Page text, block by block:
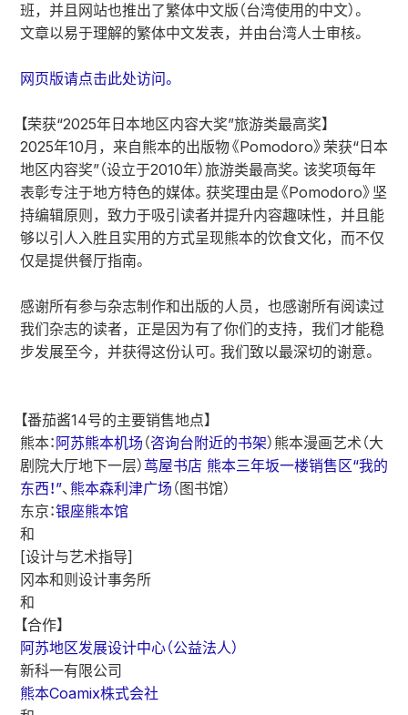
班，并且网站也推出了繁体中文版（台湾使用的中文）。
文章以易于理解的繁体中文发表，并由台湾人士审核。
网页版请点击此处访问。
【荣获“2025年日本地区内容大奖”旅游类最高奖】
2025年10月，来自熊本的出版物《Pomodoro》荣获“日本
地区内容奖”（设立于2010年）旅游类最高奖。该奖项每年
表彰专注于地方特色的媒体。获奖理由是《Pomodoro》坚
持编辑原则，致力于吸引读者并提升内容趣味性，并且能
够以引人入胜且实用的方式呈现熊本的饮食文化，而不仅
仅是提供餐厅指南。
感谢所有参与杂志制作和出版的人员，也感谢所有阅读过
我们杂志的读者，正是因为有了你们的支持，我们才能稳
步发展至今，并获得这份认可。我们致以最深切的谢意。
【番茄酱14号的主要销售地点】
熊本： 阿苏熊本机场 （咨询台附近的书架） 熊本漫画艺术（大
剧院大厅地下一层）茑屋书店 熊本三年坂一楼销售区“我的
东西！”、 熊本森利津广场 （图书馆）
东京：银座熊本馆
和
[设计与艺术指导]
冈本和则设计事务所
和
【合作】
阿苏地区发展设计中心（公益法人）
新科一有限公司
熊本Coamix株式会社